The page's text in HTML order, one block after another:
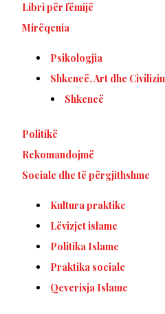
Libri për fëmijë
Mirëqenia
Psikologjia
Shkencë, Art dhe
Shkencë
Politikë
Rekomandojmë
Sociale dhe të përgjithshme
Kultura praktike
Lëvizjet islame
Politika Islame
Praktika sociale
Qeverisja Islame